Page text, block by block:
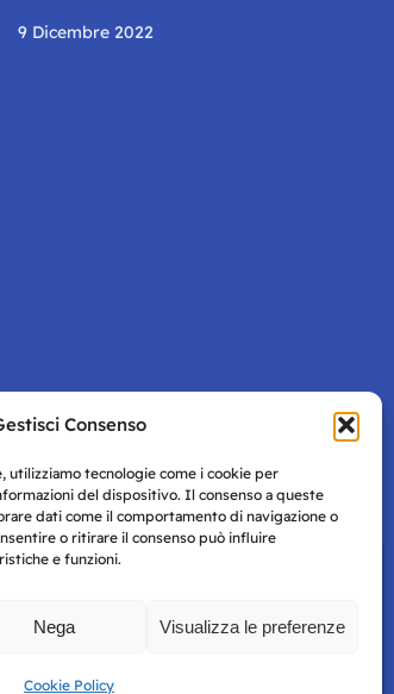
Consenso
utilizziamo tecnologie come i cookie per
del dispositivo. Il consenso a queste
dati come il comportamento di navigazione o
o ritirare il consenso può influire
e funzioni.
Nega Visualizza le preferenze
Cookie Policy
9 Dicembre 2022